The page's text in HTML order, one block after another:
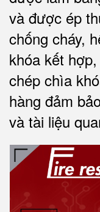
và được ép
chống cháy,
khóa kết
chép chìa
hàng đảm
và tài liệu